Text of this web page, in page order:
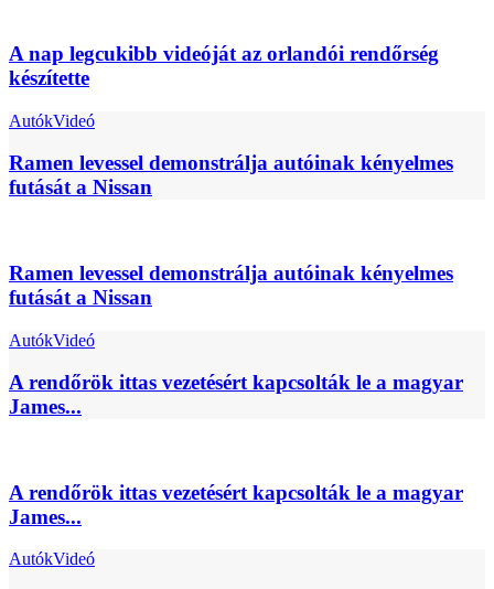
A nap legcukibb videóját az orlandói rendőrség
készítette
AutókVideó
Ramen levessel demonstrálja autóinak kényelmes
futását a Nissan
Ramen levessel demonstrálja autóinak kényelmes
futását a Nissan
AutókVideó
A rendőrök ittas vezetésért kapcsolták le a magyar
James...
A rendőrök ittas vezetésért kapcsolták le a magyar
James...
AutókVideó